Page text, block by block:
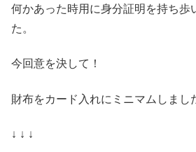
何かあった時用に身分証明を持ち歩
た。
今回意を決して！
財布をカード入れにミニマムしまし
↓ ↓ ↓